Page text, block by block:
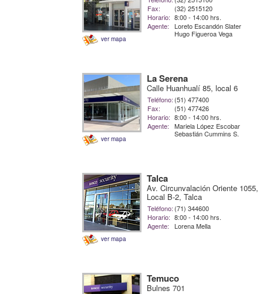
ver mapa
Fax:
(32) 2515120
Horario: 8:00 - 14:00 hrs.
Agente:
Loreto Escandón Slater
Hugo Figueroa Vega
ver mapa
La Serena
Calle Huanhualí 85, local 6
Teléfono: (51) 477400
Fax:
(51) 477426
Horario: 8:00 - 14:00 hrs.
Agente:
Mariela López Escobar
Sebastián Cummins S.
ver mapa
Talca
Av. Circunvalación Oriente 1055,
Local B-2, Talca
Teléfono: (71) 344600
Horario: 8:00 - 14:00 hrs.
Agente:
Lorena Mella
Temuco
Bulnes 701